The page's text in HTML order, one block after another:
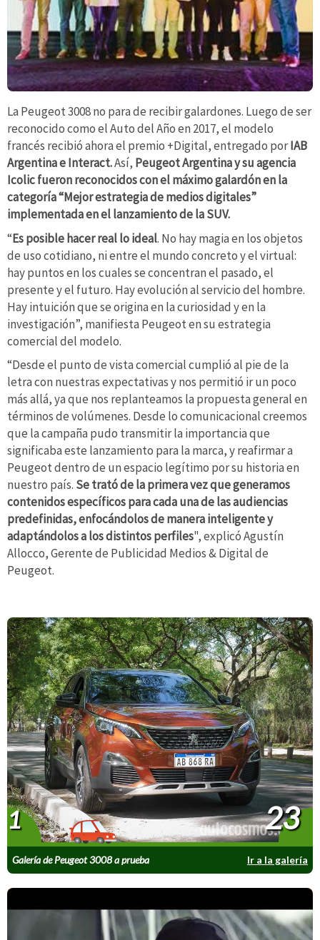
La Peugeot 3008 no para de recibir galardones. Luego de ser
reconocido como el Auto del Año en 2017, el modelo
francés recibió ahora el premio +Digital, entregado porIAB
Argentina e Interact.Así, Peugeot Argentina y su agencia
Icolic fueron reconocidos con el máximo galardón en la
categoría “Mejor estrategia de medios digitales”
implementada en el lanzamiento de la SUV.
“Es posible hacer real lo ideal. No hay magia en los objetos
de uso cotidiano, ni entre el mundo concreto y el virtual:
hay puntos en los cuales se concentran el pasado, el
presente y el futuro. Hay evolución al servicio del hombre.
Hay intuición que se origina en la curiosidad y en la
investigación”, manifiesta Peugeot en su estrategia
comercial del modelo.
“Desde el punto de vista comercial cumplió al pie de la
letra con nuestras expectativas y nos permitió ir un poco
más allá, ya que nos replanteamos la propuesta general en
términos de volúmenes. Desde lo comunicacional creemos
que la campaña pudo transmitir la importancia que
significaba este lanzamiento para la marca, y reafirmar a
Peugeot dentro de un espacio legítimo por su historia en
nuestro país. Se trató de la primera vez que generamos
contenidos específicos para cada una de las audiencias
predefinidas, enfocándolos de manera inteligente y
adaptándolos a los distintos perfiles", explicó Agustín
Allocco, Gerente de Publicidad Medios & Digital de
Peugeot.
Galería de Peugeot 3008 a prueba Ir a la galería
1 23